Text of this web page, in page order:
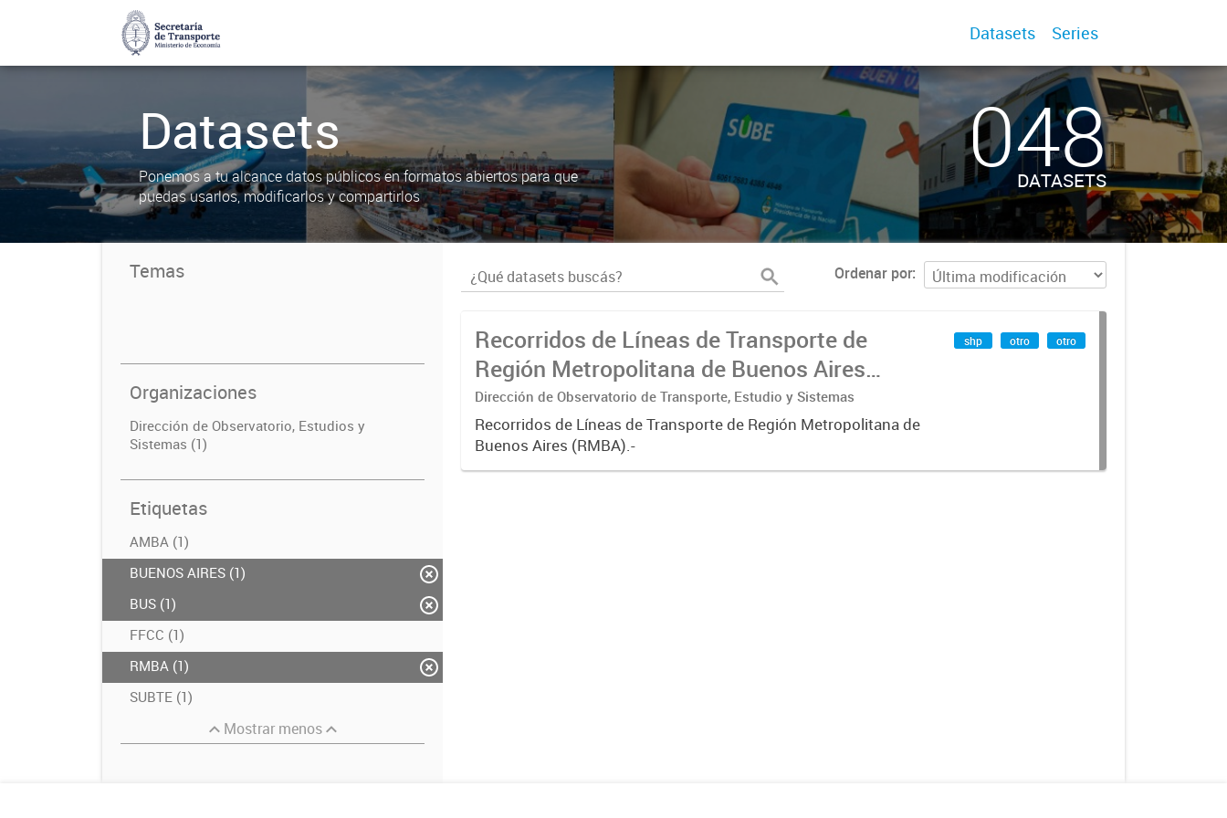
Datasets Series
Datasets
Ponemos a tu alcance datos públicos en formatos abiertos para que
puedas usarlos, modificarlos y compartirlos
048
DATASETS
Temas
Organizaciones
Dirección de Observatorio, Estudios y
Sistemas (1)
Etiquetas
AMBA (1)
BUENOS AIRES (1)
BUS (1)
FFCC (1)
RMBA (1)
SUBTE (1)
Mostrar menos
Ordenar por
Recorridos de Líneas de Transporte de
Región Metropolitana de Buenos Aires
(RMBA)
Dirección de Observatorio de Transporte, Estudio y Sistemas
Recorridos de Líneas de Transporte de Región Metropolitana de
Buenos Aires (RMBA).-
shp otro otro